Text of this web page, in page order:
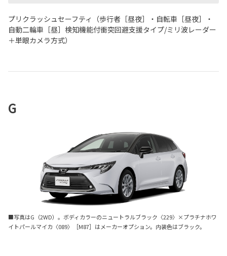
プリクラッシュセーフティ（歩行者［昼夜］・自転車［昼夜］・
自動二輪車［昼］検知機能付衝突回避支援タイプ/ミリ波レーダー
＋単眼カメラ方式）
G
■写真はG（2WD）。ボディカラーのニュートラルブラック〈229〉×プラチナホワ
イトパールマイカ〈089〉［M87］はメーカーオプション。内装色はブラック。